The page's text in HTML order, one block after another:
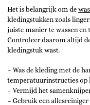
Het is belangrijk om de
kledingstukken zoals
juiste manier te wassen en
Controleer daarom altijd
kledingstuk wast.
– Was de kleding met de
temperatuurinstructies op
– Vermijd het
– Gebruik een